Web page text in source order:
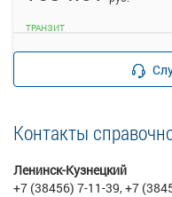
Детали рейса
ТРАНЗИТ
Контакты
Ленинск-Кузнецкий
+7 (38456) 7-11-39, +7